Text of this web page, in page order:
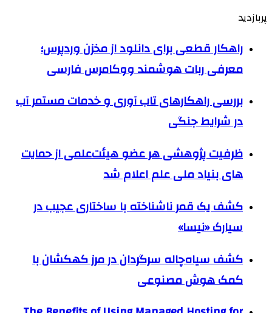
پربازدید
راهکار قطعی برای دانلود از مخزن وردپرس؛
معرفی ربات هوشمند ووکامرس فارسی
بررسی راهکارهای تاب آوری و خدمات مستمر آب
در شرایط جنگی
ظرفیت پژوهشی هر عضو هیئت‌علمی از حمایت
های بنیاد ملی علم اعلام شد
کشف یک قمر ناشناخته با ساختاری عجیب در
سیارک «نیسا»
کشف سیاه‌چاله سرگردان در مرز کهکشان با
کمک هوش مصنوعی